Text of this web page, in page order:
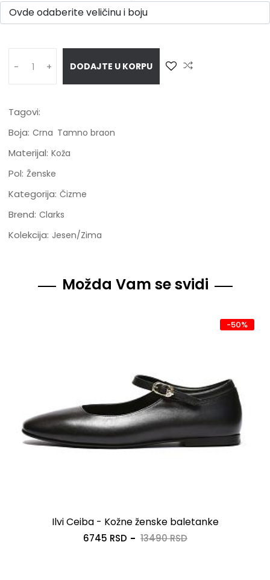
- + DODAJTE U KORPU
Tagovi:
Boja: Crna Tamno braon
Materijal: Koža
Pol: Ženske
Kategorija: Čizme
Brend: Clarks
Kolekcija: Jesen/Zima
Možda Vam se svidi
-50%
Ilvi Ceiba - Kožne ženske baletanke
6745 RSD 13490 RSD